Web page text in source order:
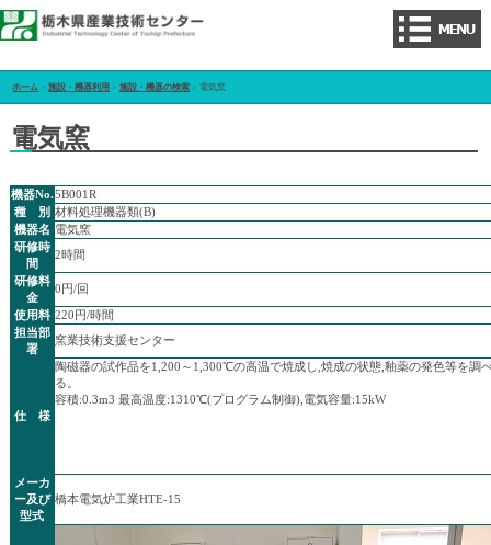
ホーム >施設・機器利用 >施設・機器の検索 > 電気窯
電気窯
機器No.5B001R
種 別 材料処理機器類(B)
機器名 電気窯
研修時
間
2時間
研修料
金
0円/回
使用料 220円/時間
担当部
署
窯業技術支援センター
仕 様
陶磁器の試作品を1,200～1,300℃の高温で焼成し,焼成の状態,釉薬の発色等を調
る。
容積:0.3m3 最高温度:1310℃(プログラム制御),電気容量:15kW
メーカ
ー及び
型式
橋本電気炉工業HTE-15